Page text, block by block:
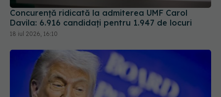
Concurență ridicată la admiterea UMF Carol
Davila: 6.916 candidați pentru 1.947 de locuri
18 iul 2026, 16:10